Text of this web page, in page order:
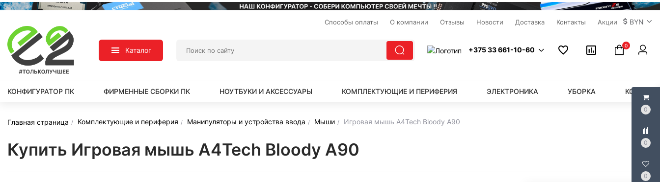
0
0
0
Способы оплаты О компании Отзывы Новости Доставка Контакты Акции BYN
Каталог +375 33 661-10-60
0
КОНФИГУРАТОР ПК ФИРМЕННЫЕ СБОРКИ ПК НОУТБУКИ И АКСЕССУАРЫ КОМПЛЕКТУЮЩИЕ И ПЕРИФЕРИЯ ЭЛЕКТРОНИКА УБОРКА
Главная страница Комплектующие и периферия Манипуляторы и устройства ввода Мыши Игровая мышь A4Tech Bloody A90
Купить Игровая мышь A4Tech Bloody A90